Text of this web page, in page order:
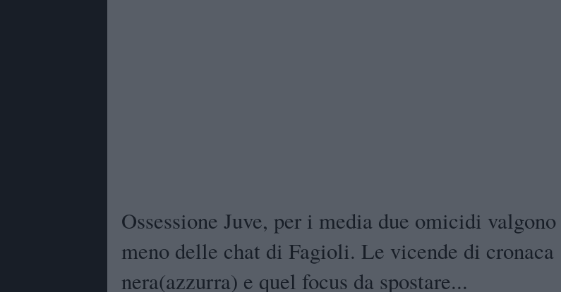
Ossessione Juve, per i media due omicidi valgono
meno delle chat di Fagioli. Le vicende di cronaca
nera(azzurra) e quel focus da spostare...